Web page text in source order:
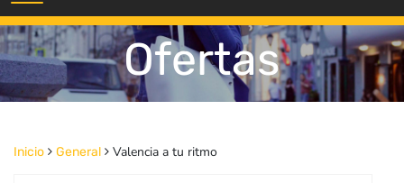
Ofertas
Inicio General Valencia a tu ritmo